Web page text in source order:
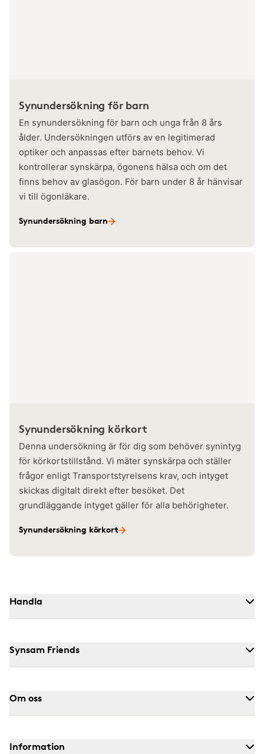
Synundersökning för barn
En synundersökning för barn och unga från 8 års
ålder. Undersökningen utförs av en legitimerad
optiker och anpassas efter barnets behov. Vi
kontrollerar synskärpa, ögonens hälsa och om det
finns behov av glasögon. För barn under 8 år hänvisar
vi till ögonläkare.
Synundersökning barn
Synundersökning körkort
Denna undersökning är för dig som behöver synintyg
för körkortstillstånd. Vi mäter synskärpa och ställer
frågor enligt Transportstyrelsens krav, och intyget
skickas digitalt direkt efter besöket. Det
grundläggande intyget gäller för alla behörigheter.
Synundersökning körkort
Handla
Synsam Friends
Om oss
Information